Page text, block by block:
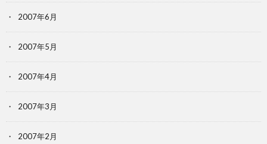
2007年6月
2007年5月
2007年4月
2007年3月
2007年2月